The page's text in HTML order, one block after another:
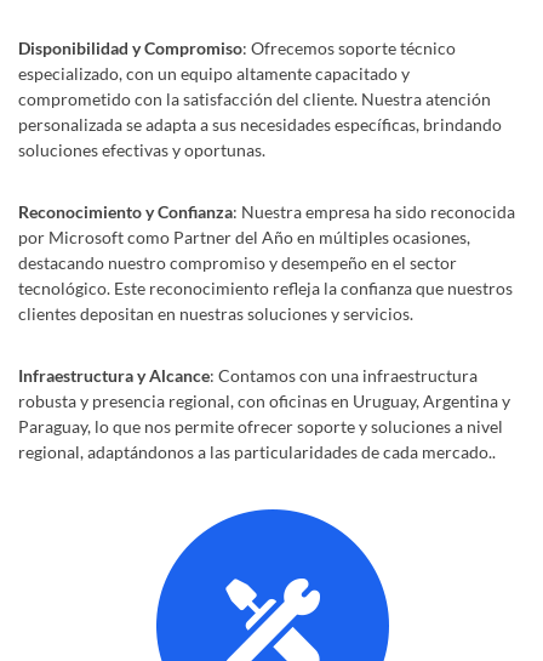
Disponibilidad y Compromiso: Ofrecemos soporte técnico
especializado, con un equipo altamente capacitado y
comprometido con la satisfacción del cliente. Nuestra atención
personalizada se adapta a sus necesidades específicas, brindando
soluciones efectivas y oportunas.
Reconocimiento y Confianza: Nuestra empresa ha sido reconocida
por Microsoft como Partner del Año en múltiples ocasiones,
destacando nuestro compromiso y desempeño en el sector
tecnológico. Este reconocimiento refleja la confianza que nuestros
clientes depositan en nuestras soluciones y servicios.
Infraestructura y Alcance: Contamos con una infraestructura
robusta y presencia regional, con oficinas en Uruguay, Argentina y
Paraguay, lo que nos permite ofrecer soporte y soluciones a nivel
regional, adaptándonos a las particularidades de cada mercado..